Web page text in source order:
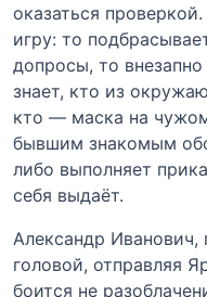
оказаться
игру: то
допросы, то
знает, кто из
кто — маска на
бывшим знакомым
либо выполняет
себя выдаёт.
Александр Иванович,
головой, отправляя
боится не